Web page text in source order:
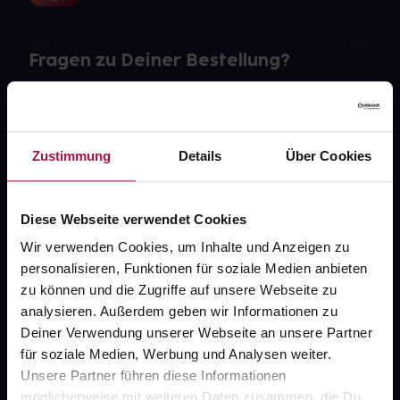
Zustimmung Details Über Cookies
Diese Webseite verwendet Cookies
Wir verwenden Cookies, um Inhalte und Anzeigen zu
personalisieren, Funktionen für soziale Medien anbieten
zu können und die Zugriffe auf unsere Webseite zu
analysieren. Außerdem geben wir Informationen zu
Deiner Verwendung unserer Webseite an unsere Partner
für soziale Medien, Werbung und Analysen weiter.
Unsere Partner führen diese Informationen
Fragen zu Deiner Bestellung?
Über uns
Karriere